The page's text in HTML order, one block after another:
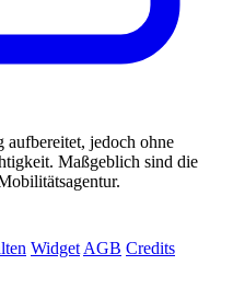
aufbereitet, jedoch ohne
Maßgeblich sind die
Widget AGB Credits